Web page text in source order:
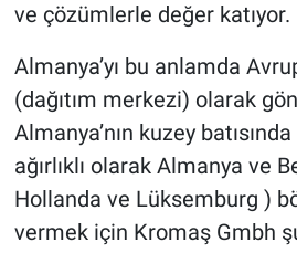
ve çözümlerle değer katıyor.
Almanya’yı bu anlamda
(dağıtım merkezi) olarak
Almanya’nın kuzey
ağırlıklı olarak Almanya ve
Hollanda ve Lüksemburg )
vermek için Kromaş Gmbh